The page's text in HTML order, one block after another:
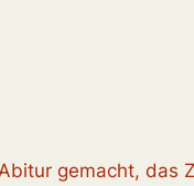
gemacht, das